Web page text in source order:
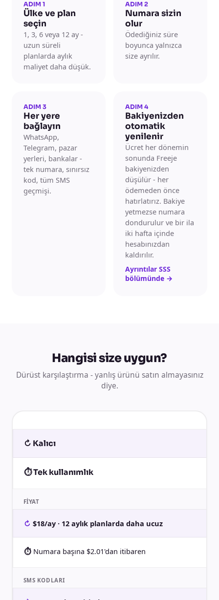
ADIM 1
Ülke ve plan
seçin
1, 3, 6 veya 12 ay -
uzun süreli
planlarda aylık
maliyet daha düşük.
ADIM 2
Numara sizin
olur
Ödediğiniz süre
boyunca yalnızca
size ayrılır.
ADIM 3
Her yere
bağlayın
WhatsApp,
Telegram, pazar
yerleri, bankalar -
tek numara, sınırsız
kod, tüm SMS
geçmişi.
ADIM 4
Bakiyenizden
otomatik
yenilenir
Ücret her dönemin
sonunda Freeje
bakiyenizden
düşülür - her
ödemeden önce
hatırlatırız. Bakiye
yetmezse numara
dondurulur ve bir ila
iki hafta içinde
hesabınızdan
kaldırılır.
Ayrıntılar SSS
bölümünde →
Hangisi size uygun?
Dürüst karşılaştırma - yanlış ürünü satın almayasınız
diye.
↻ Kalıcı
⏱ Tek kullanımlık
FIYAT
$18/ay · 12 aylık planlarda daha ucuz
Numara başına $2.01'dan itibaren
SMS KODLARI